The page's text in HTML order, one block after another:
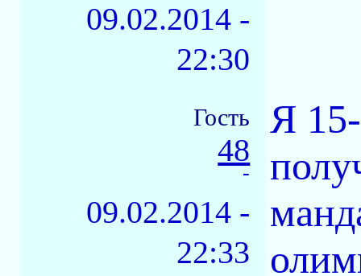
09.02.2014 -
22:30
Гость
48
-
09.02.2014 -
22:33
Я